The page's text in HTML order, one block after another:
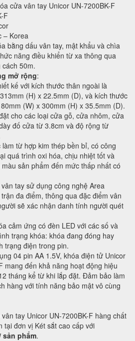
cửa vân tay Unicor UN-7200BK-F
F
– Korea
bằng dấu vân tay, mật khẩu và chìa
năng điều khiển từ xa thông qua
cách 50m.
mở rộng:
kế với kích thước thân ngoài là
(H) x 22.5mm (D), và kích thước
(W) x 300mm (H) x 35.5mm (D).
cho các loại cửa gỗ, cửa nhôm, cửa
đố cửa từ 3.8cm và độ rộng từ
từ hợp kim thép bền bỉ, có công
quá trình oxi hóa, chịu nhiệt tốt và
sản phẩm đến mức thấp nhất có
tay sử dụng công nghệ Area
đa điểm, thông qua đặc điểm vân
sẽ xác nhận danh tính người quét
cảm ứng có đèn LED với các số và
trạng khóa: khóa đang đóng hay
trạng điện trong pin.
04 pin AA 1.5V, khóa điện tử Unicor
mang đến khả năng hoạt động hiệu
tháng kể từ khi lắp đặt. Đảm bảo làm
hàng với tính năng bảo mật vô cùng
tay Unicor UN-7200BK-F hàng chất
tại đơn vị Két sắt cao cấp với
sản phẩm.